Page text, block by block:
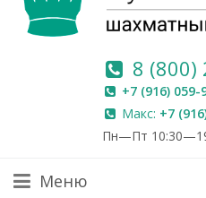
8 (800)
+7 (916) 059-
Макс: +7
Пн—Пт
Меню